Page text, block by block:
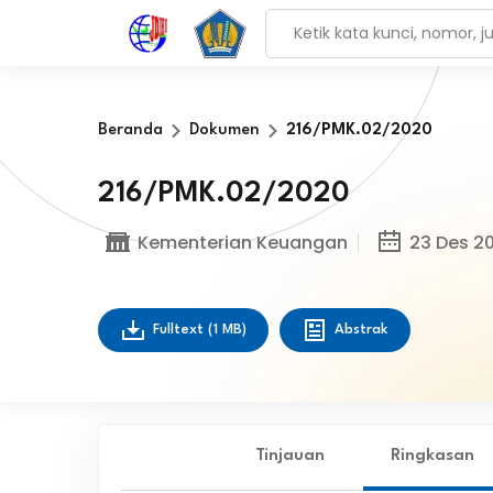
Beranda Dokumen 216/PMK.02/2020
216/PMK.02/2020
Kementerian Keuangan 23 Des
Fulltext (1 MB) Abstrak
Tinjauan Ringkasan